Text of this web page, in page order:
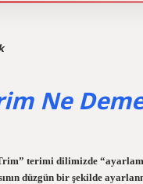
Ne
terimi dilimizde
düzgün bir şekilde